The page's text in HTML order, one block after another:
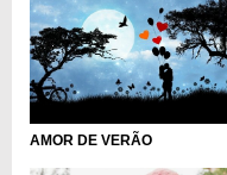
AMOR DE VERÃO